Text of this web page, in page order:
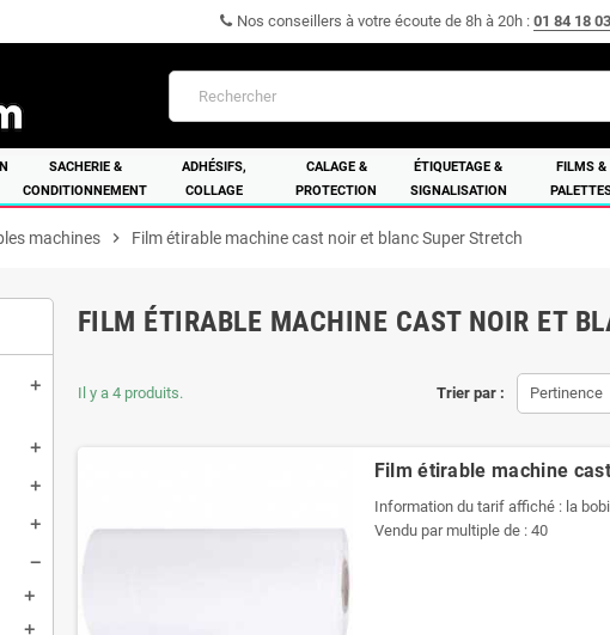
Nos conseillers à votre écoute de 8h à 20h : 01 84 18
SACHERIE &
CONDITIONNEMENT
ADHÉSIFS,
COLLAGE
CALAGE &
PROTECTION
ÉTIQUETAGE &
SIGNALISATION
FILMS &
machines chevron_right Film étirable machine cast noir et blanc Super Stretch
FILM ÉTIRABLE MACHINE CAST NOIR ET
Trier par : Pertinence
Il y a 4 produits.
Film étirable machine
Information du tarif affiché : la
Vendu par multiple de : 40